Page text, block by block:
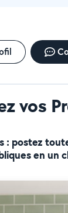
vos
: postez
en un